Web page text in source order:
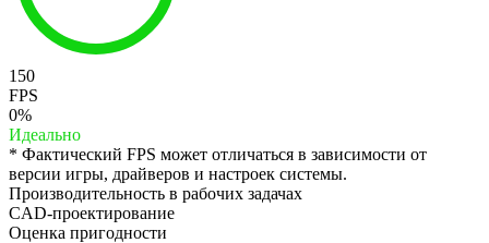
150
FPS
0%
Идеально
* Фактический FPS может отличаться в зависимости от
версии игры, драйверов и настроек системы.
Производительность в рабочих задачах
CAD-проектирование
Оценка пригодности